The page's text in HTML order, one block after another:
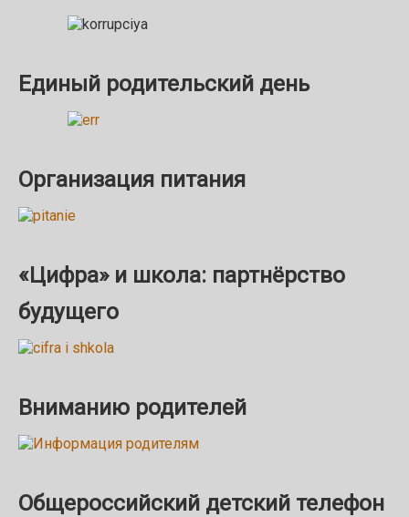
Единый родительский день
Организация питания
«Цифра» и школа: партнёрство
будущего
Вниманию родителей
Общероссийский детский телефон